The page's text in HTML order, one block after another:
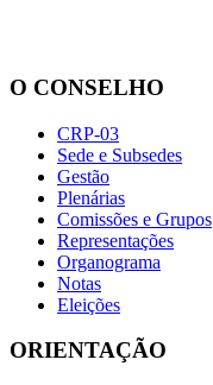
O CONSELHO
CRP-03
Sede e Subsedes
Gestão
Plenárias
Comissões e Grupos
Representações
Organograma
Notas
Eleições
ORIENTAÇÃO